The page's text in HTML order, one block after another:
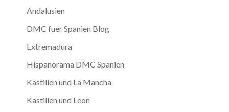
Andalusien
DMC fuer Spanien Blog
Extremadura
Hispanorama DMC Spanien
Kastilien und La Mancha
Kastilien und Leon